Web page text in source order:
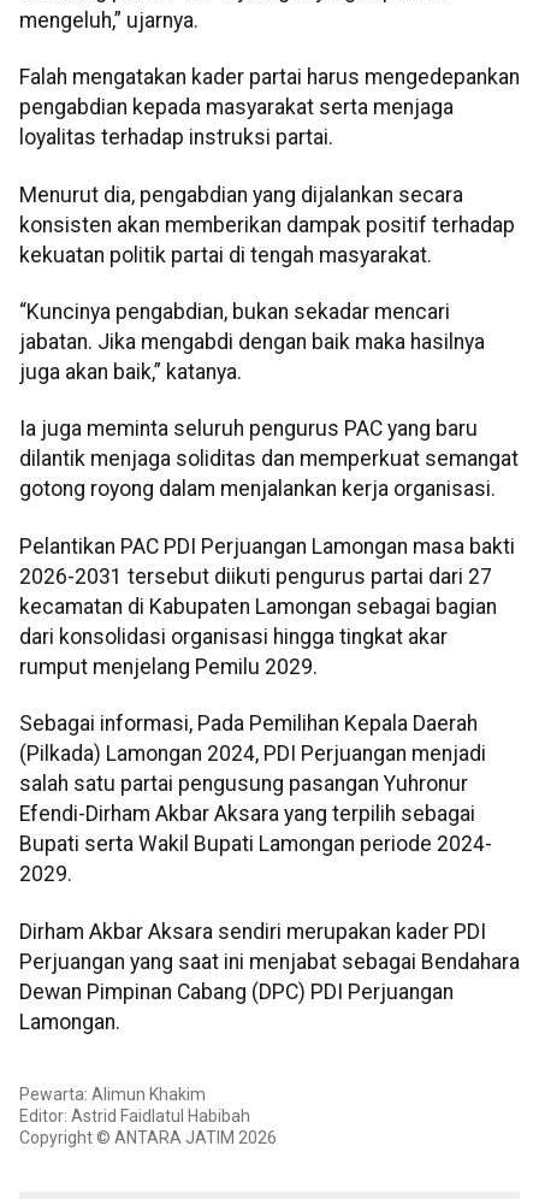
mengeluh,” ujarnya.
Falah mengatakan kader partai harus mengedepankan
pengabdian kepada masyarakat serta menjaga
loyalitas terhadap instruksi partai.
Menurut dia, pengabdian yang dijalankan secara
konsisten akan memberikan dampak positif terhadap
kekuatan politik partai di tengah masyarakat.
“Kuncinya pengabdian, bukan sekadar mencari
jabatan. Jika mengabdi dengan baik maka hasilnya
juga akan baik,” katanya.
Ia juga meminta seluruh pengurus PAC yang baru
dilantik menjaga soliditas dan memperkuat semangat
gotong royong dalam menjalankan kerja organisasi.
Pelantikan PAC PDI Perjuangan Lamongan masa bakti
2026-2031 tersebut diikuti pengurus partai dari 27
kecamatan di Kabupaten Lamongan sebagai bagian
dari konsolidasi organisasi hingga tingkat akar
rumput menjelang Pemilu 2029.
Sebagai informasi, Pada Pemilihan Kepala Daerah
(Pilkada) Lamongan 2024, PDI Perjuangan menjadi
salah satu partai pengusung pasangan Yuhronur
Efendi-Dirham Akbar Aksara yang terpilih sebagai
Bupati serta Wakil Bupati Lamongan periode 2024-
2029.
Dirham Akbar Aksara sendiri merupakan kader PDI
Perjuangan yang saat ini menjabat sebagai Bendahara
Dewan Pimpinan Cabang (DPC) PDI Perjuangan
Lamongan.
Pewarta: Alimun Khakim
Editor: Astrid Faidlatul Habibah
Copyright © ANTARA JATIM 2026